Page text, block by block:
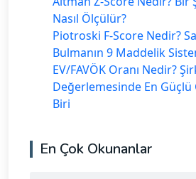
Nasıl Ölçülür?
Piotroski F-Score Nedir?
Bulmanın 9 Maddelik
EV/FAVÖK Oranı Nedir?
Değerlemesinde En
Biri
En Çok Okunanlar